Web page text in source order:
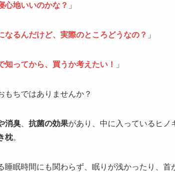
心地いいのかな？ 」
なるんだけど、実際のところどうなの？ 」
知ってから、買うか考えたい！ 」
もちではありませんか？
消臭 抗菌の効果があり、中に入っているヒ
枕。
睡眠時間にも関わらず、眠りが浅かったり、